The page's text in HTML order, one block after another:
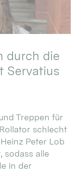
durch die
Servatius
Treppen für
schlecht
Peter Lob
sodass alle
in der